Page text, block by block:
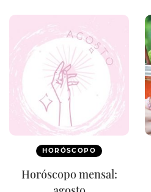
HORÓSCOPO
Horóscopo mensal: